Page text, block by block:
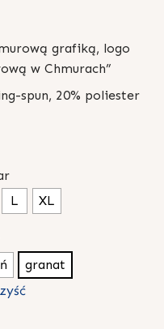
grafiką, logo
w Chmurach”
spun, 20% poliester
L XL
granat